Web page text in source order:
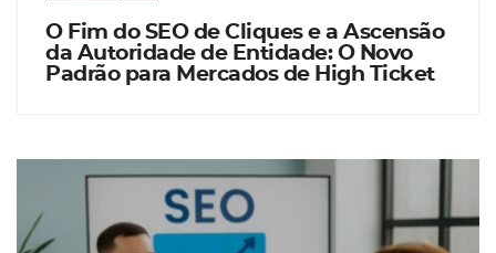
O Fim do SEO de Cliques e a Ascensão
da Autoridade de Entidade: O Novo
Padrão para Mercados de High Ticket